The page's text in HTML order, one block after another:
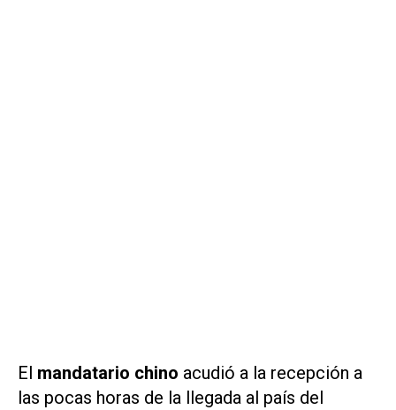
El mandatario chino acudió a la recepción a
las pocas horas de la llegada al país del